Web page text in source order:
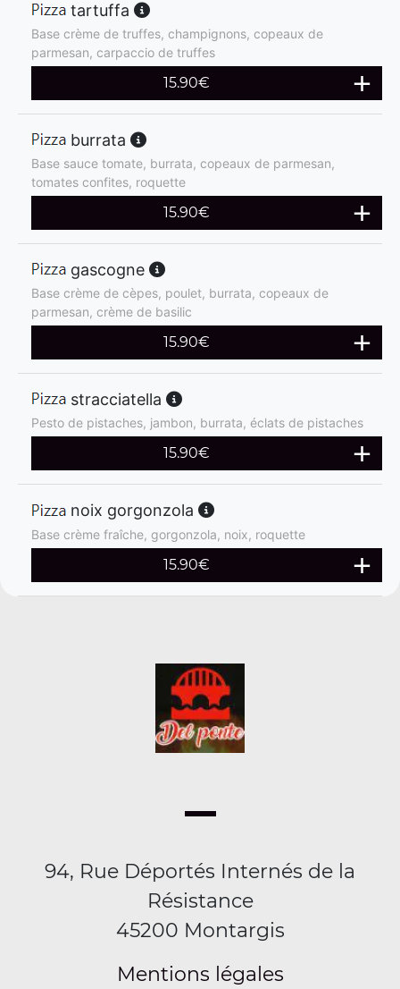
tartuffa
Base crème de truffes, champignons, copeaux de
parmesan, carpaccio de truffes
15.90€
burrata
Base sauce tomate, burrata, copeaux de parmesan,
tomates confites, roquette
15.90€
gascogne
Base crème de cèpes, poulet, burrata, copeaux de
parmesan, crème de basilic
15.90€
stracciatella
Pesto de pistaches, jambon, burrata, éclats de pistaches
15.90€
noix gorgonzola
Base crème fraîche, gorgonzola, noix, roquette
15.90€
94, Rue Déportés Internés de la
Résistance
45200 Montargis
Mentions légales